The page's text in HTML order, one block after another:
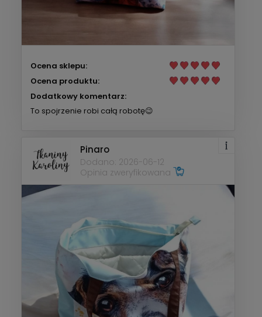
Ocena sklepu:
Ocena produktu:
Dodatkowy komentarz:
To spojrzenie robi całą robotę😉
Pinaro
Dodano: 2026-06-12
Opinia zweryfikowana